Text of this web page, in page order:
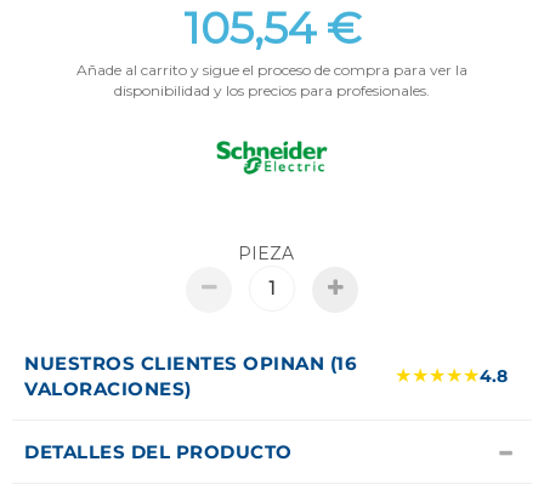
105,54 €
Añade al carrito y sigue el proceso de compra para ver la
disponibilidad y los precios para profesionales.
PIEZA
NUESTROS CLIENTES OPINAN (16
VALORACIONES)
★★★★★4.8
DETALLES DEL PRODUCTO